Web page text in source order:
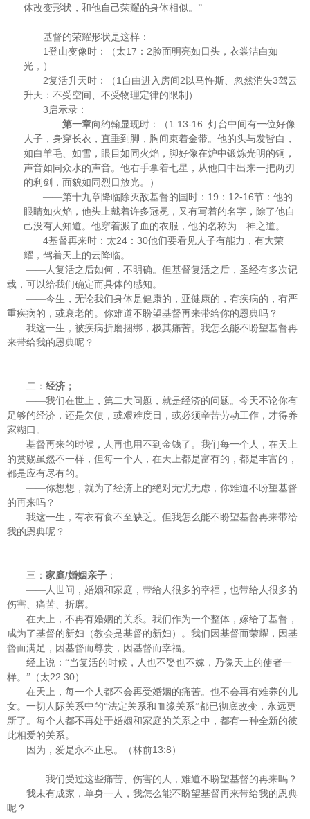
体改变形状，和他自己荣耀的身体相似。”
基督的荣耀形状是这样：
1 登山变像时：（太17 ： 2脸面明亮如日头，衣裳洁白如
光，）
2复活升天时：（ 1 自由进入房间 2 以马忤斯、忽然消失3驾云
升天：不受空间、不受物理定律的限制）
3 启示录：
——第一章向约翰显现时：（ 1:13-16 灯台中间有一位好像
人子，身穿长衣，直垂到脚，胸间束着金带。他的头与发皆白，
如白羊毛、如雪，眼目如同火焰，脚好像在炉中锻炼光明的铜，
声音如同众水的声音。他右手拿着七星，从他口中出来一把两刃
的利剑，面貌如同烈日放光。）
——第十九章降临除灭敌基督的国时： 19 ： 12-16节：他的
眼睛如火焰，他头上戴着许多冠冕，又有写着的名字，除了他自
己没有人知道。他穿着溅了血的衣服，他的名称为 神之道。
4基督再来时：太24 ： 30他们要看见人子有能力，有大荣
耀，驾着天上的云降临。
——人复活之后如何，不明确。但基督复活之后，圣经有多次记
载，可以给我们确定而具体的感知。
——今生，无论我们身体是健康的，亚健康的，有疾病的，有严
重疾病的，或衰老的。你难道不盼望基督再来带给你的恩典吗？
我这一生，被疾病折磨捆绑，极其痛苦。我怎么能不盼望基督再
来带给我的恩典呢？
二： 经济；
——我们在世上，第二大问题，就是经济的问题。今天不论你有
足够的经济，还是欠债，或艰难度日，或必须辛苦劳动工作，才得养
家糊口。
基督再来的时候，人再也用不到金钱了。我们每一个人，在天上
的赏赐虽然不一样，但每一个人，在天上都是富有的，都是丰富的，
都是应有尽有的。
——你想想，就为了经济上的绝对无忧无虑，你难道不盼望基督
的再来吗？
我这一生，有衣有食不至缺乏。但我怎么能不盼望基督再来带给
我的恩典呢？
三： 家庭/婚姻亲子 ；
——人世间，婚姻和家庭，带给人很多的幸福，也带给人很多的
伤害、痛苦、折磨。
在天上，不再有婚姻的关系。我们作为一个整体，嫁给了基督，
成为了基督的新妇（教会是基督的新妇）。我们因基督而荣耀，因基
督而满足，因基督而尊贵，因基督而幸福。
经上说：“当复活的时候，人也不娶也不嫁，乃像天上的使者一
样。”（太22:30）
在天上，每一个人都不会再受婚姻的痛苦。也不会再有难养的儿
女。一切人际关系中的“法定关系和血缘关系”都已彻底改变，永远更
新了。每个人都不再处于婚姻和家庭的关系之中，都有一种全新的彼
此相爱的关系。
因为，爱是永不止息。（林前13:8 ）
——我们受过这些痛苦、伤害的人，难道不盼望基督的再来吗？
我未有成家，单身一人，我怎么能不盼望基督再来带给我的恩典
呢？